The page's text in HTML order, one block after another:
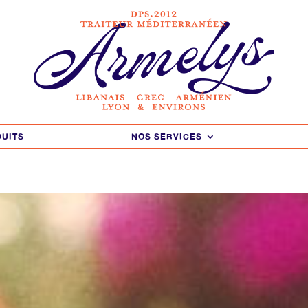
NOS SERVICES
NOS SERVICES